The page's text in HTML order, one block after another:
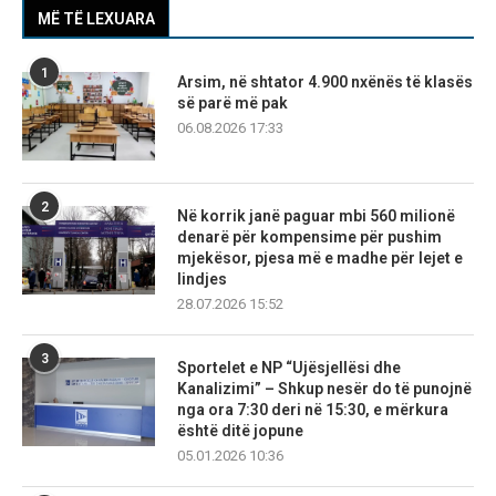
MË TË LEXUARA
1
Arsim, në shtator 4.900 nxënës të klasës
së parë më pak
06.08.2026 17:33
2
Në korrik janë paguar mbi 560 milionë
denarë për kompensime për pushim
mjekësor, pjesa më e madhe për lejet e
lindjes
28.07.2026 15:52
3
Sportelet e NP “Ujësjellësi dhe
Kanalizimi” – Shkup nesër do të punojnë
nga ora 7:30 deri në 15:30, e mërkura
është ditë jopune
05.01.2026 10:36